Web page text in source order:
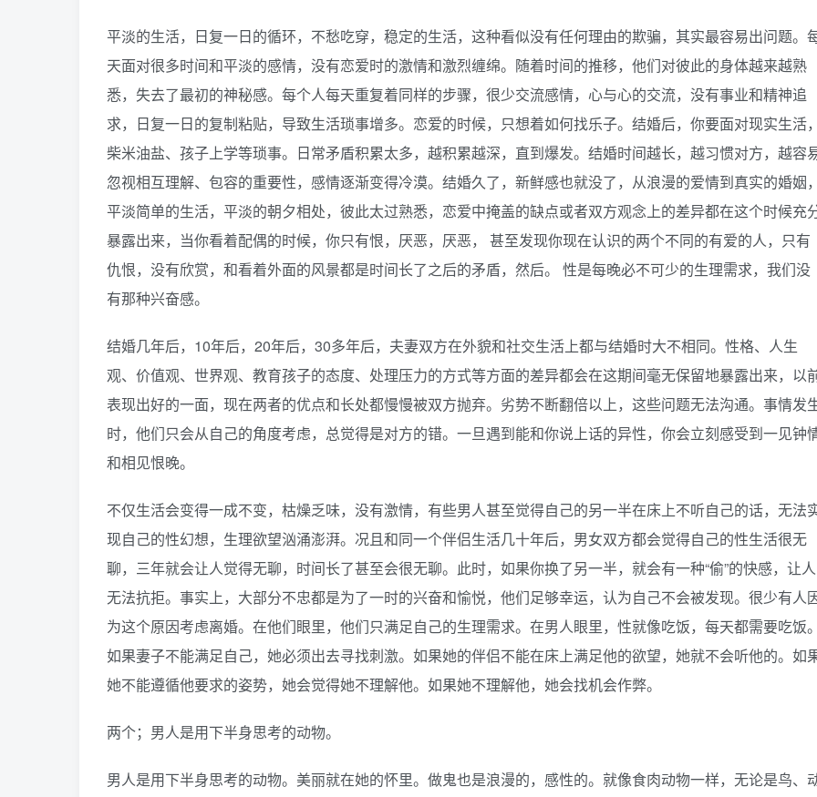
平淡的生活，日复一日的循环，不愁吃穿，稳定的生活，这种看似没有任何理由的欺骗，其实最容易出问题。
天面对很多时间和平淡的感情，没有恋爱时的激情和激烈缠绵。随着时间的推移，他们对彼此的身体越来越熟
悉，失去了最初的神秘感。每个人每天重复着同样的步骤，很少交流感情，心与心的交流，没有事业和精神追
求，日复一日的复制粘贴，导致生活琐事增多。恋爱的时候，只想着如何找乐子。结婚后，你要面对现实生活，
柴米油盐、孩子上学等琐事。日常矛盾积累太多，越积累越深，直到爆发。结婚时间越长，越习惯对方，越容
忽视相互理解、包容的重要性，感情逐渐变得冷漠。结婚久了，新鲜感也就没了，从浪漫的爱情到真实的婚姻，
平淡简单的生活，平淡的朝夕相处，彼此太过熟悉，恋爱中掩盖的缺点或者双方观念上的差异都在这个时候充
暴露出来，当你看着配偶的时候，你只有恨，厌恶，厌恶， 甚至发现你现在认识的两个不同的有爱的人，只有
仇恨，没有欣赏，和看着外面的风景都是时间长了之后的矛盾，然后。 性是每晚必不可少的生理需求，我们没
有那种兴奋感。
结婚几年后，10年后，20年后，30多年后，夫妻双方在外貌和社交生活上都与结婚时大不相同。性格、人生
观、价值观、世界观、教育孩子的态度、处理压力的方式等方面的差异都会在这期间毫无保留地暴露出来，以
表现出好的一面，现在两者的优点和长处都慢慢被双方抛弃。劣势不断翻倍以上，这些问题无法沟通。事情发
时，他们只会从自己的角度考虑，总觉得是对方的错。一旦遇到能和你说上话的异性，你会立刻感受到一见钟
和相见恨晚。
不仅生活会变得一成不变，枯燥乏味，没有激情，有些男人甚至觉得自己的另一半在床上不听自己的话，无法
现自己的性幻想，生理欲望汹涌澎湃。况且和同一个伴侣生活几十年后，男女双方都会觉得自己的性生活很无
聊，三年就会让人觉得无聊，时间长了甚至会很无聊。此时，如果你换了另一半，就会有一种“偷”的快感，让人
无法抗拒。事实上，大部分不忠都是为了一时的兴奋和愉悦，他们足够幸运，认为自己不会被发现。很少有人
为这个原因考虑离婚。在他们眼里，他们只满足自己的生理需求。在男人眼里，性就像吃饭，每天都需要吃饭。
如果妻子不能满足自己，她必须出去寻找刺激。如果她的伴侣不能在床上满足他的欲望，她就不会听他的。如
她不能遵循他要求的姿势，她会觉得她不理解他。如果她不理解他，她会找机会作弊。
两个；男人是用下半身思考的动物。
男人是用下半身思考的动物。美丽就在她的怀里。做鬼也是浪漫的，感性的。就像食肉动物一样，无论是鸟、